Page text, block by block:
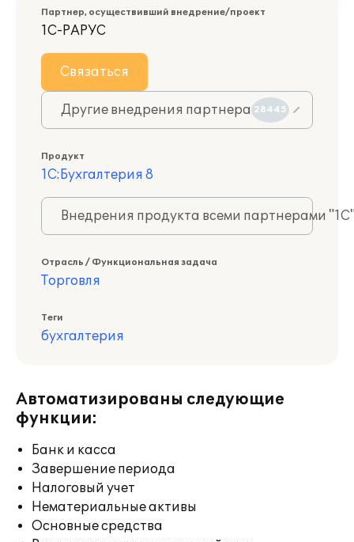
Партнер, осуществивший внедрение/проект
1С-РАРУС
Связаться
Другие внедрения партнера 28445
Продукт
1С:Бухгалтерия 8
Внедрения продукта всеми партнерами
Отрасль / Функциональная задача
Торговля
Теги
бухгалтерия
Автоматизированы следующие
функции:
Банк и касса
Завершение периода
Налоговый учет
Нематериальные активы
Основные средства